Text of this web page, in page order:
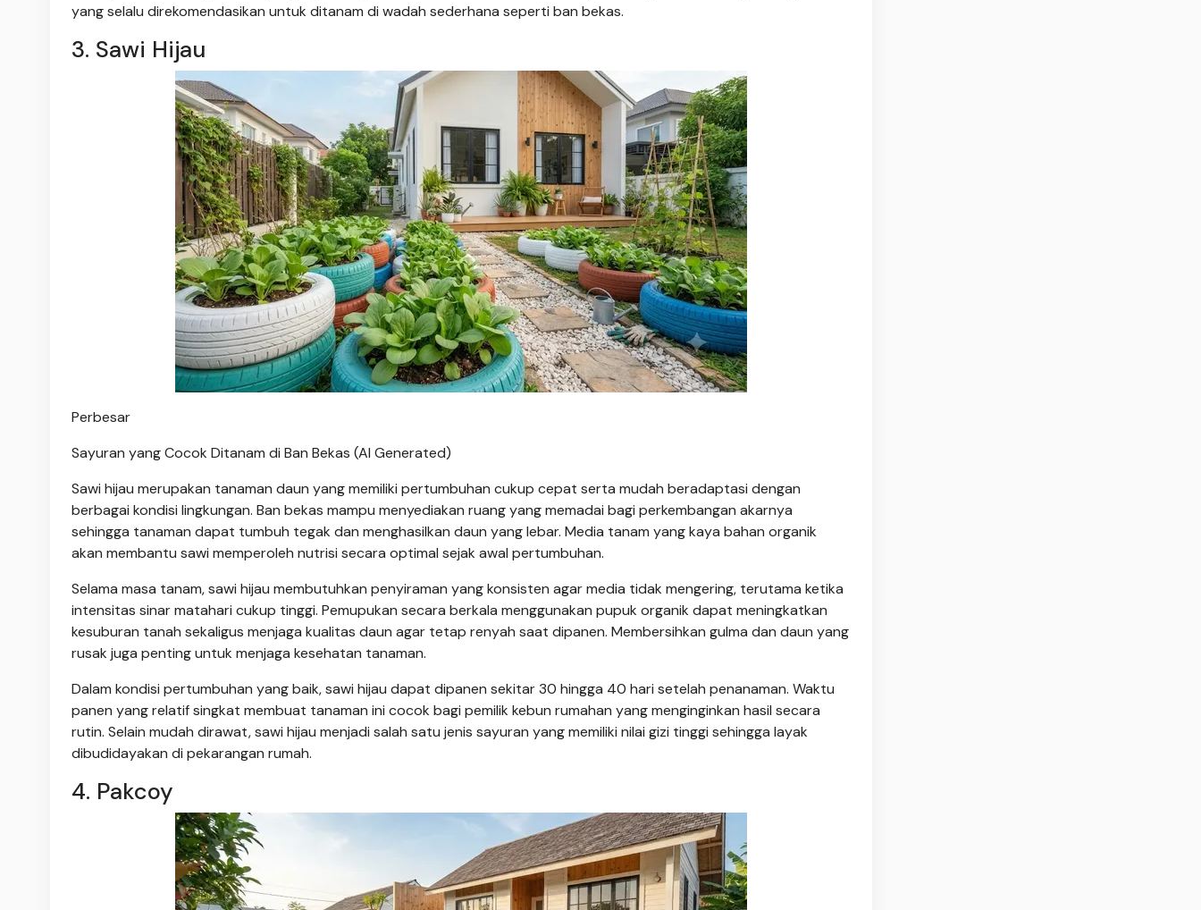
yang selalu direkomendasikan untuk ditanam di wadah sederhana seperti ban bekas.
3. Sawi Hijau
Perbesar
Sayuran yang Cocok Ditanam di Ban Bekas (AI Generated)
Sawi hijau merupakan tanaman daun yang memiliki pertumbuhan cukup cepat serta mudah beradaptasi dengan
berbagai kondisi lingkungan. Ban bekas mampu menyediakan ruang yang memadai bagi perkembangan akarnya
sehingga tanaman dapat tumbuh tegak dan menghasilkan daun yang lebar. Media tanam yang kaya bahan organik
akan membantu sawi memperoleh nutrisi secara optimal sejak awal pertumbuhan.
Selama masa tanam, sawi hijau membutuhkan penyiraman yang konsisten agar media tidak mengering, terutama ketika
intensitas sinar matahari cukup tinggi. Pemupukan secara berkala menggunakan pupuk organik dapat meningkatkan
kesuburan tanah sekaligus menjaga kualitas daun agar tetap renyah saat dipanen. Membersihkan gulma dan daun yang
rusak juga penting untuk menjaga kesehatan tanaman.
Dalam kondisi pertumbuhan yang baik, sawi hijau dapat dipanen sekitar 30 hingga 40 hari setelah penanaman. Waktu
panen yang relatif singkat membuat tanaman ini cocok bagi pemilik kebun rumahan yang menginginkan hasil secara
rutin. Selain mudah dirawat, sawi hijau menjadi salah satu jenis sayuran yang memiliki nilai gizi tinggi sehingga layak
dibudidayakan di pekarangan rumah.
4. Pakcoy